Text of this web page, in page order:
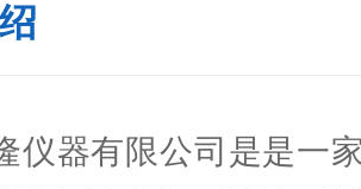
仪器有限公司是是一